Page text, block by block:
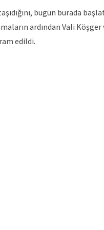
bugün burada
ardından Vali Köşger
edildi.